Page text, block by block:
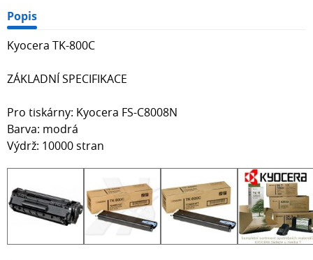
Popis
Kyocera TK-800C
ZÁKLADNÍ SPECIFIKACE
Pro tiskárny: Kyocera FS-C8008N
Barva: modrá
Výdrž: 10000 stran